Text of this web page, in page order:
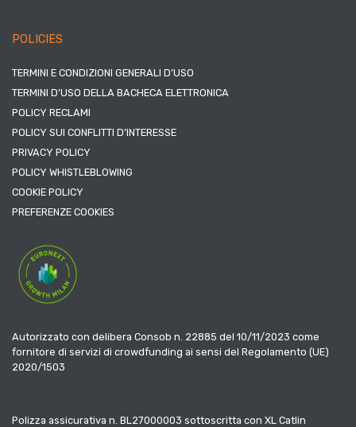
POLICIES
TERMINI E CONDIZIONI GENERALI D’USO
TERMINI D’USO DELLA BACHECA ELETTRONICA
POLICY RECLAMI
POLICY SUI CONFLITTI D’INTERESSE
PRIVACY POLICY
POLICY WHISTLEBLOWING
COOKIE POLICY
PREFERENZE COOKIES
Autorizzato con delibera Consob n. 22885 del 10/11/2023 come
fornitore di servizi di crowdfunding ai sensi del Regolamento (UE)
2020/1503
Polizza assicurativa n. BL27000003 sottoscritta con XL Catlin